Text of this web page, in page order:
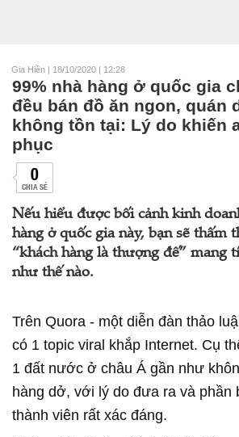
Gia Hiền | 18/10/2020 | 12:28
99% nhà hàng ở quốc gia
đều bán đồ ăn ngon, quán
không tồn tại: Lý do khiến
phục
0
CHIA SẺ
Nếu hiểu được bối cảnh kinh
hàng ở quốc gia này, bạn sẽ thấm
“khách hàng là thượng đế” mang
như thế nào.
Trên Quora - một diễn đàn thảo
có 1 topic viral khắp Internet. Cụ
1 đất nước ở châu Á gần như
hàng dở, với lý do đưa ra và phần
thành viên rất xác đáng.